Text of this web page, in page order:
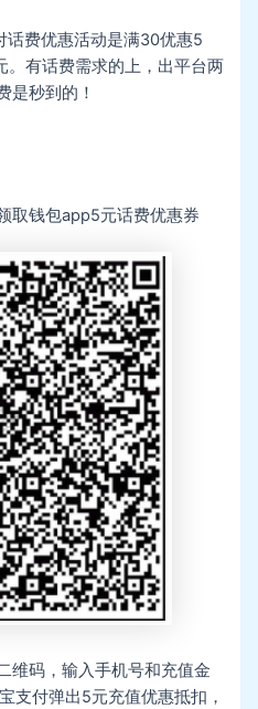
话费优惠活动是满30优惠5
。有话费需求的上，出平台两
是秒到的！
取钱包app5元话费优惠券
维码，输入手机号和充值金
支付弹出5元充值优惠抵扣，